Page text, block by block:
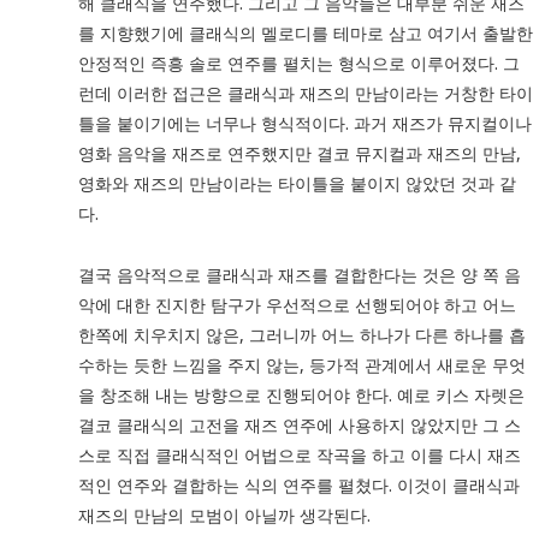
를 지향했기에 클래식의 멜로디를 테마로 삼고 여기서 출발한
안정적인 즉흥 솔로 연주를 펼치는 형식으로 이루어졌다. 그
런데 이러한 접근은 클래식과 재즈의 만남이라는 거창한 타이
틀을 붙이기에는 너무나 형식적이다. 과거 재즈가 뮤지컬이나
영화 음악을 재즈로 연주했지만 결코 뮤지컬과 재즈의 만남,
영화와 재즈의 만남이라는 타이틀을 붙이지 않았던 것과 같
다.
결국 음악적으로 클래식과 재즈를 결합한다는 것은 양 쪽 음
악에 대한 진지한 탐구가 우선적으로 선행되어야 하고 어느
한쪽에 치우치지 않은, 그러니까 어느 하나가 다른 하나를 흡
수하는 듯한 느낌을 주지 않는, 등가적 관계에서 새로운 무엇
을 창조해 내는 방향으로 진행되어야 한다. 예로 키스 자렛은
결코 클래식의 고전을 재즈 연주에 사용하지 않았지만 그 스
스로 직접 클래식적인 어법으로 작곡을 하고 이를 다시 재즈
적인 연주와 결합하는 식의 연주를 펼쳤다. 이것이 클래식과
재즈의 만남의 모범이 아닐까 생각된다.